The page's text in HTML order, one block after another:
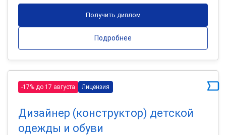
Получить диплом
Подробнее
-17% до 17 августа Лицензия
Дизайнер (конструктор) детской
одежды и обуви